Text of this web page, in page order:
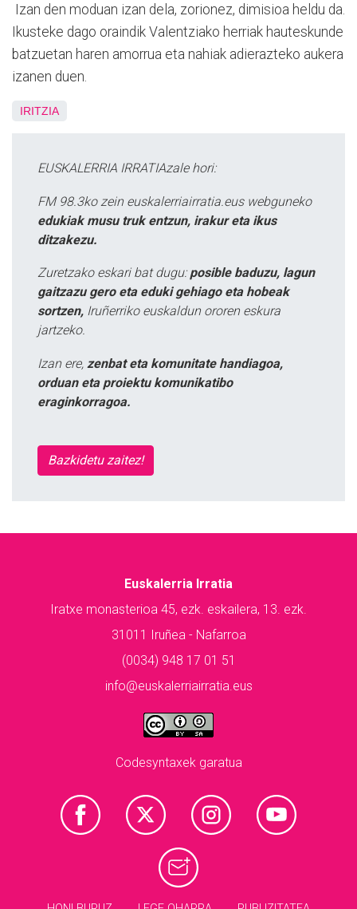
Izan den moduan izan dela, zorionez, dimisioa heldu da.
Ikusteke dago oraindik Valentziako herriak hauteskunde
batzuetan haren amorrua eta nahiak adierazteko aukera
izanen duen.
IRITZIA
EUSKALERRIA IRRATIAzale hori:
FM 98.3ko zein euskalerriairratia.eus webguneko
edukiak musu truk entzun, irakur eta ikus
ditzakezu.
Zuretzako eskari bat dugu: posible baduzu, lagun
gaitzazu gero eta eduki gehiago eta hobeak
sortzen, Iruñerriko euskaldun ororen eskura
jartzeko.
Izan ere, zenbat eta komunitate handiagoa,
orduan eta proiektu komunikatibo
eraginkorragoa.
Bazkidetu zaitez!
Euskalerria Irratia
Iratxe monasterioa 45, ezk. eskailera, 13. ezk.
31011 Iruñea - Nafarroa
(0034) 948 17 01 51
info@euskalerriairratia.eus
Codesyntaxek garatua